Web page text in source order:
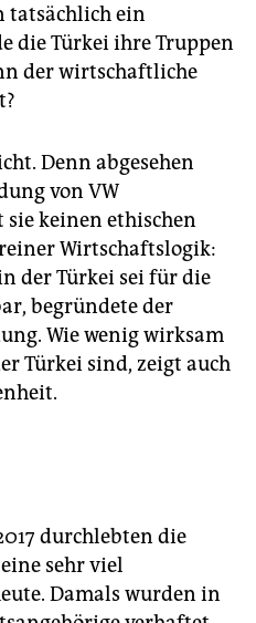
tatsächlich ein
die Türkei ihre Truppen
der wirtschaftliche
Denn abgesehen
von VW
keinen ethischen
Wirtschaftslogik:
der Türkei sei für die
begründete der
Wie wenig wirksam
Türkei sind, zeigt auch
durchlebten die
sehr viel
Damals wurden in